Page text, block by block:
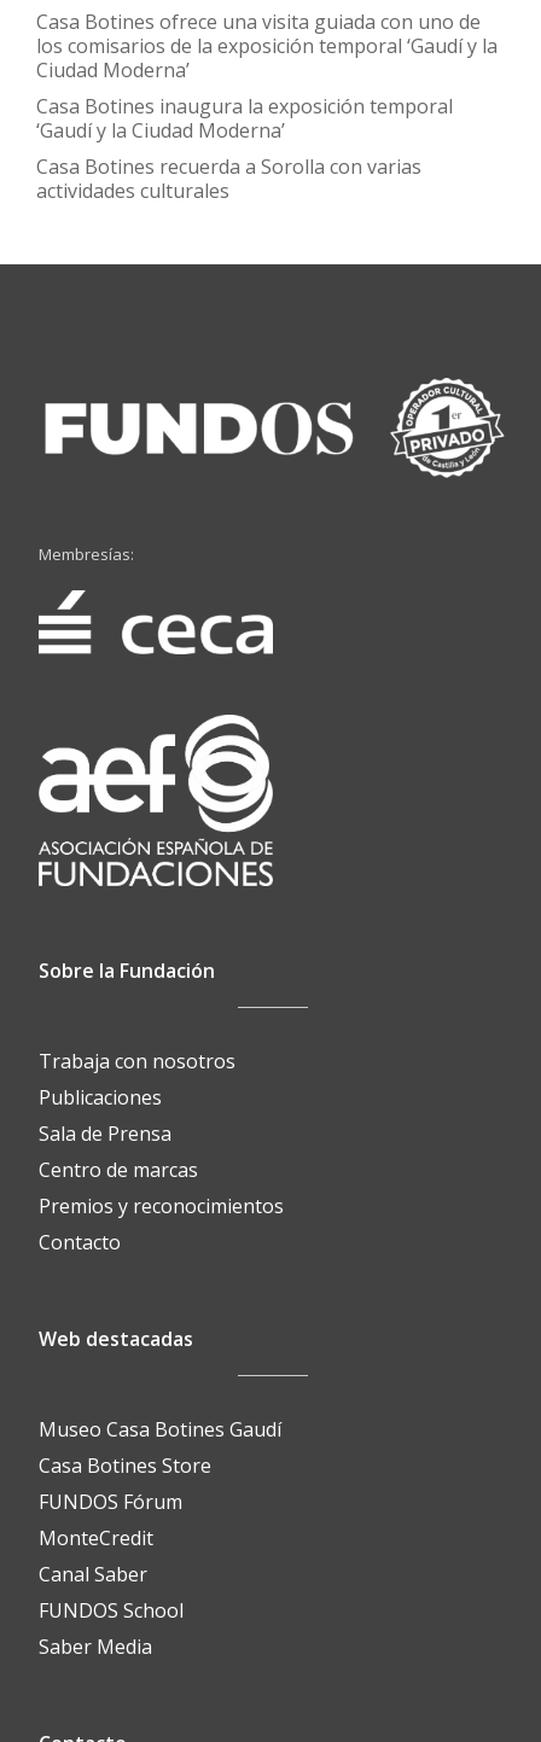
Casa Botines ofrece una visita guiada con uno de
los comisarios de la exposición temporal ‘Gaudí y la
Ciudad Moderna’
Casa Botines inaugura la exposición temporal
‘Gaudí y la Ciudad Moderna’
Casa Botines recuerda a Sorolla con varias
actividades culturales
Membresías:
Sobre la Fundación
Trabaja con nosotros
Publicaciones
Sala de Prensa
Centro de marcas
Premios y reconocimientos
Contacto
Web destacadas
Museo Casa Botines Gaudí
Casa Botines Store
FUNDOS Fórum
MonteCredit
Canal Saber
FUNDOS School
Saber Media